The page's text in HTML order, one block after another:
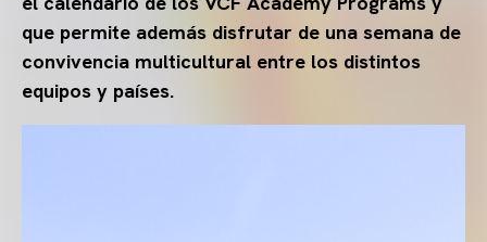
que permite además disfrutar de una semana de
convivencia multicultural entre los distintos
equipos y países.